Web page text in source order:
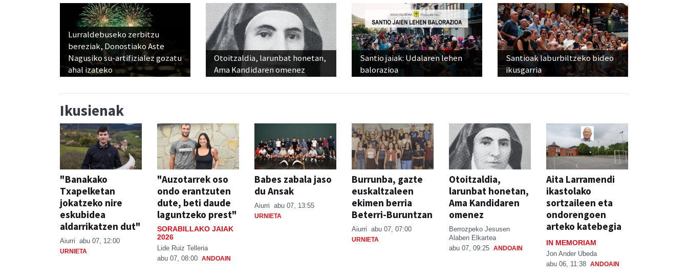
Lurraldebuseko zerbitzu
bereziak, Donostiako Aste
Nagusiko su-artifizialez gozatu
ahal izateko
Otoitzaldia, larunbat honetan,
Ama Kandidaren omenez
Santio jaiak: Udalaren lehen
balorazioa
Santioak laburbiltzeko bideo
ikusgarria
Ikusienak
"Banakako
Txapelketan
jokatzeko nire
eskubidea
aldarrikatzen dut"
Aiurri abu 07, 12:00
URNIETA
"Auzotarrek oso
ondo erantzuten
dute, beti daude
laguntzeko prest"
SORABILLAKO JAIAK
2026
Lide Ruiz Telleria
abu 07, 08:00 ANDOAIN
Babes zabala jaso
du Ansak
Aiurri abu 07, 13:55
URNIETA
Burrunba, gazte
euskaltzaleen
ekimen berria
Beterri-Buruntzan
Aiurri abu 07, 07:00
URNIETA
Otoitzaldia,
larunbat honetan,
Ama Kandidaren
omenez
Berrozpeko Jesusen
Alaben Elkartea
abu 07, 09:25 ANDOAIN
Aita Larramendi
ikastolako
sortzaileen eta
ondorengoen
arteko katebegia
IN MEMORIAM
Jon Ander Ubeda
abu 06, 11:38 ANDOAIN